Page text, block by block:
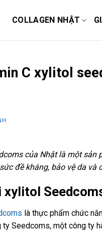
COLLAGEN NHẬT
C xylitol
của Nhật là một
đề kháng, bảo vệ da và
xylitol
là thực phẩm chức
Seedcoms, một công ty